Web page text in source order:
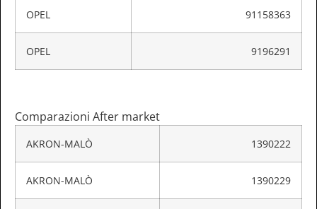
OPEL 91158363
OPEL 9196291
Comparazioni After market
AKRON-MALÒ 1390222
AKRON-MALÒ 1390229